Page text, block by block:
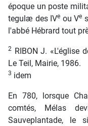
époque un poste
tegulæ des IVe ou Ve
l'abbé Hébrard tout
2 RIBON J. «L'église
Le Teil, Mairie, 1986.
3 idem
En 780, lorsque
comtés, Mélas
Sauveplantade, le